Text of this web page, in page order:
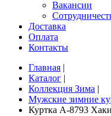
Вакансии
Доставка
Оплата
Контакты
Главная |
Каталог |
Коллекция Зима |
Мужские зимние
Куртка A-8793 Хаки